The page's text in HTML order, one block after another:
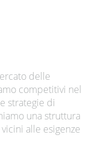
delle
competitivi nel
strategie di
una struttura
alle esigenze